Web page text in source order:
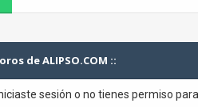
de ALIPSO.COM ::
sesión o no tienes permiso